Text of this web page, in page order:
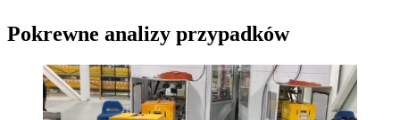
Pokrewne analizy przypadków